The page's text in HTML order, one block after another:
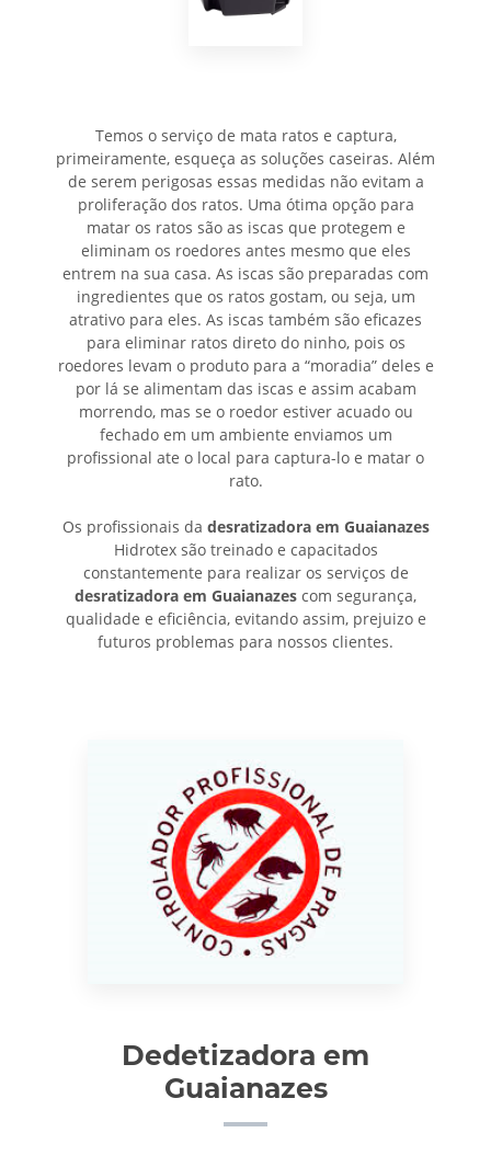
Temos o serviço de mata ratos e captura,
primeiramente, esqueça as soluções caseiras. Além
de serem perigosas essas medidas não evitam a
proliferação dos ratos. Uma ótima opção para
matar os ratos são as iscas que protegem e
eliminam os roedores antes mesmo que eles
entrem na sua casa. As iscas são preparadas com
ingredientes que os ratos gostam, ou seja, um
atrativo para eles. As iscas também são eficazes
para eliminar ratos direto do ninho, pois os
roedores levam o produto para a “moradia” deles e
por lá se alimentam das iscas e assim acabam
morrendo, mas se o roedor estiver acuado ou
fechado em um ambiente enviamos um
profissional ate o local para captura-lo e matar o
rato.
Os profissionais da desratizadora em Guaianazes
Hidrotex são treinado e capacitados
constantemente para realizar os serviços de
desratizadora em Guaianazes com segurança,
qualidade e eficiência, evitando assim, prejuizo e
futuros problemas para nossos clientes.
Dedetizadora em
Guaianazes